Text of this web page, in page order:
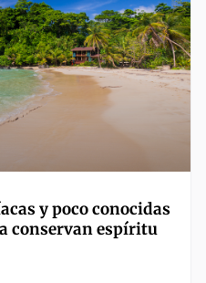
y poco conocidas
conservan espíritu